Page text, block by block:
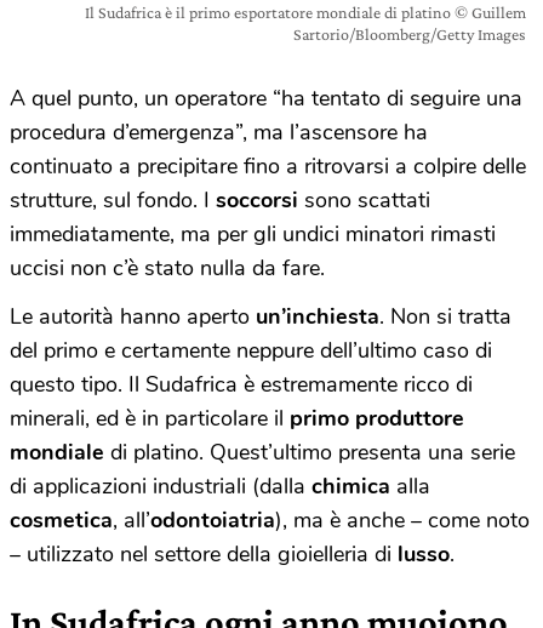
Il Sudafrica è il primo esportatore mondiale di platino © Guillem
Sartorio/Bloomberg/Getty Images
A quel punto, un operatore “ha tentato di seguire una
procedura d’emergenza”, ma l’ascensore ha
continuato a precipitare fino a ritrovarsi a colpire delle
strutture, sul fondo. I soccorsi sono scattati
immediatamente, ma per gli undici minatori rimasti
uccisi non c’è stato nulla da fare.
Le autorità hanno aperto un’inchiesta. Non si tratta
del primo e certamente neppure dell’ultimo caso di
questo tipo. Il Sudafrica è estremamente ricco di
minerali, ed è in particolare il primo produttore
mondiale di platino. Quest’ultimo presenta una serie
di applicazioni industriali (dalla chimica alla
cosmetica, all’odontoiatria), ma è anche – come noto
– utilizzato nel settore della gioielleria di lusso.